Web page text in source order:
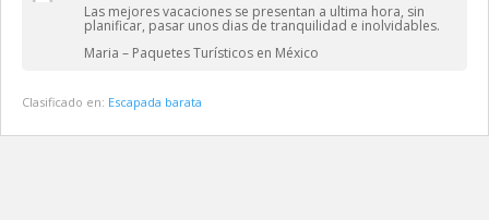
Las mejores vacaciones se presentan a ultima hora, sin
planificar, pasar unos dias de tranquilidad e inolvidables.
Maria – Paquetes Turísticos en México
Clasificado en: Escapada barata